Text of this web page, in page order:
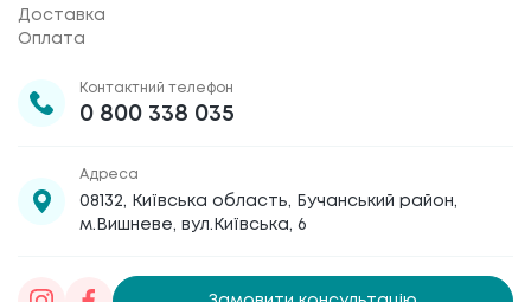
Доставка
Оплата
Контактний телефон
0 800 338 035
Адреса
08132, Київська область, Бучанський район,
м.Вишневе, вул.Київська, 6